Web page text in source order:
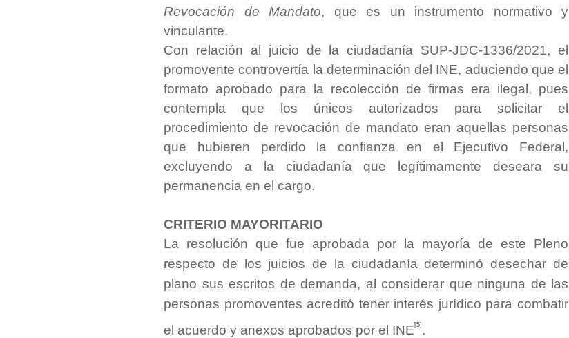
Revocación de Mandato, que es un instrumento normativo y
vinculante.
Con relación al juicio de la ciudadanía SUP-JDC-1336/2021, el
promovente controvertía la determinación del INE, aduciendo que el
formato aprobado para la recolección de firmas era ilegal, pues
contempla que los únicos autorizados para solicitar el
procedimiento de revocación de mandato eran aquellas personas
que hubieren perdido la confianza en el Ejecutivo Federal,
excluyendo a la ciudadanía que legítimamente deseara su
permanencia en el cargo.
CRITERIO MAYORITARIO
La resolución que fue aprobada por la mayoría de este Pleno
respecto de los juicios de la ciudadanía determinó desechar de
plano sus escritos de demanda, al considerar que ninguna de las
personas promoventes acreditó tener interés jurídico para combatir
el acuerdo y anexos aprobados por el INE [5] .